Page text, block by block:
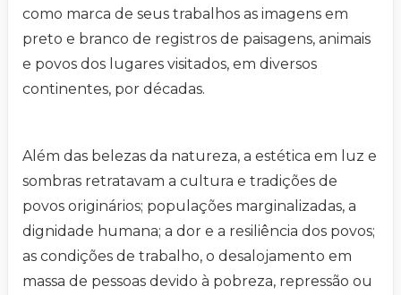
como marca de seus trabalhos as imagens em
preto e branco de registros de paisagens, animais
e povos dos lugares visitados, em diversos
continentes, por décadas.
Além das belezas da natureza, a estética em luz e
sombras retratavam a cultura e tradições de
povos originários; populações marginalizadas, a
dignidade humana; a dor e a resiliência dos povos;
as condições de trabalho, o desalojamento em
massa de pessoas devido à pobreza, repressão ou